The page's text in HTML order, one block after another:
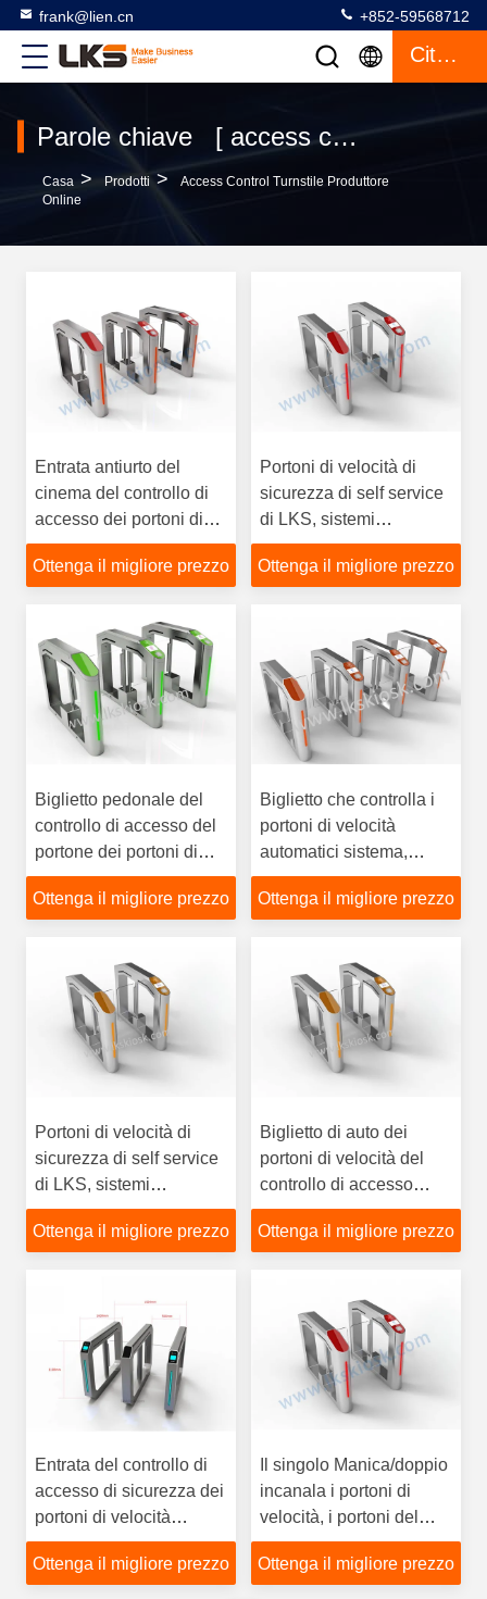
frank@lien.cn +852-59568712
Citazione
Parole chiave [ access control turnstile ] Partita 8 prodotti
Casa > Prodotti >
Access Control Turnstile Produttore
Online
Entrata antiurto del
cinema del controllo di
accesso dei portoni di
velocità per il controllo
del biglietto
Ottenga il migliore prezzo
Portoni di velocità di
sicurezza di self service
di LKS, sistemi
intelligenti del controllo
di accesso, in entrata del
Ottenga il migliore prezzo
Biglietto pedonale del
controllo di accesso del
portone dei portoni di
velocità dell'indicatore
del LED che controlla in
Ottenga il migliore prezzo
Biglietto che controlla i
portoni di velocità
automatici sistema,
portoni di velocità del
controllo di accesso in
Ottenga il migliore prezzo
Portoni di velocità di
sicurezza di self service
di LKS, sistemi
intelligenti del controllo
di accesso, in entrata del
Ottenga il migliore prezzo
Biglietto di auto dei
portoni di velocità del
controllo di accesso
della falda di LKS LKS
che controlla il sistema
Ottenga il migliore prezzo
Entrata del controllo di
accesso di sicurezza dei
portoni di velocità
dell'indicatore del LED
con il lettore di schede di
Ottenga il migliore prezzo
Il singolo Manica/doppio
incanala i portoni di
velocità, i portoni del
controllo di accesso di
sicurezza con il lettore di
Ottenga il migliore prezzo